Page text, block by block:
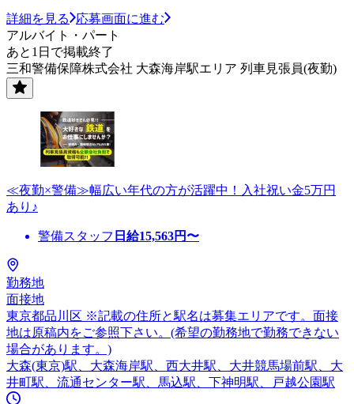
詳細を見る
応募画面に進む
アルバイト・パート
あと1日で掲載終了
三和警備保障株式会社 大森海岸駅エリア 列車見張員(夜勤)
≪夜勤×警備≫幅広い年代の方が活躍中！入社祝い金5万円
あり♪
警備スタッフ 日給15,563円〜
勤務地
面接地
東京都品川区 ※記載の住所と駅名は募集エリアです。面接
地は原稿内をご参照下さい。(希望の勤務地で勤務できない
場合があります。)
大森(東京)駅、大森海岸駅、西大井駅、大井競馬場前駅、大
井町駅、流通センター駅、馬込駅、下神明駅、戸越公園駅